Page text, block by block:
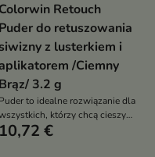
Colorwin Retouch
Puder do retuszowania
z lusterkiem i
/Ciemny
Brąz/ 3.2 g
Puder to idealne rozwiązanie dla
którzy chcą cieszyć
się pięknymi, zadbany włosami i
10,72 €